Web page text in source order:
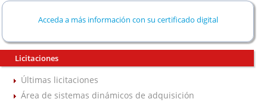
Acceda a más información con su certificado digital
Licitaciones
Últimas licitaciones
Área de sistemas dinámicos de adquisición